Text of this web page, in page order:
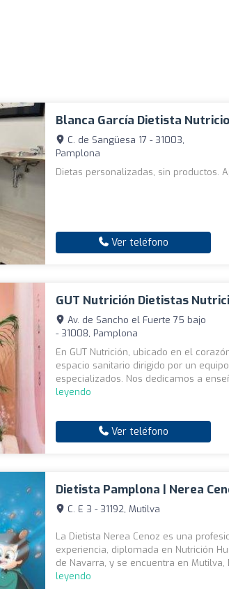
Blanca García Dietista
C. de Sangüesa 17 - 31003,
Pamplona
Dietas personalizadas, sin productos.
Ver teléfono
GUT Nutrición Dietistas
Av. de Sancho el Fuerte 75 bajo
- 31008, Pamplona
En GUT Nutrición, ubicado en el
espacio sanitario dirigido por un
especializados. Nos dedicamos a
leyendo
Ver teléfono
Dietista Pamplona | Nerea
C. E 3 - 31192, Mutilva
La Dietista Nerea Cenoz es una
experiencia, diplomada en Nutrición
de Navarra, y se encuentra en Mutilva,
leyendo